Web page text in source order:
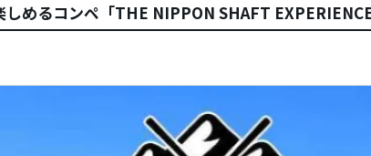
めるコンペ「THE NIPPON SHAFT